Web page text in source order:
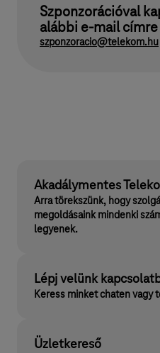
Szponzorációval
alábbi e-mail
szponzoracio@telekom.hu
Akadálymentes
Arra törekszünk, hogy
megoldásaink mindenki
legyenek.
Lépj velünk
Keress minket chaten vagy
Üzletkereső